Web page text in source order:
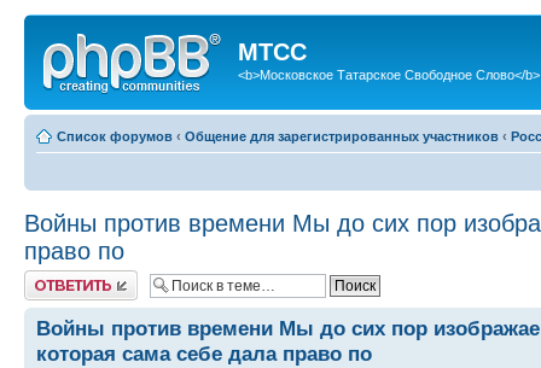
МТСС
<b>Московское Татарское Свободное Слово</b>
Список форумов ‹ Общение для зарегистрированных участников ‹
Войны против времени Мы до сих пор
право по
Ответить
Войны против времени Мы до сих пор
которая сама себе дала право по